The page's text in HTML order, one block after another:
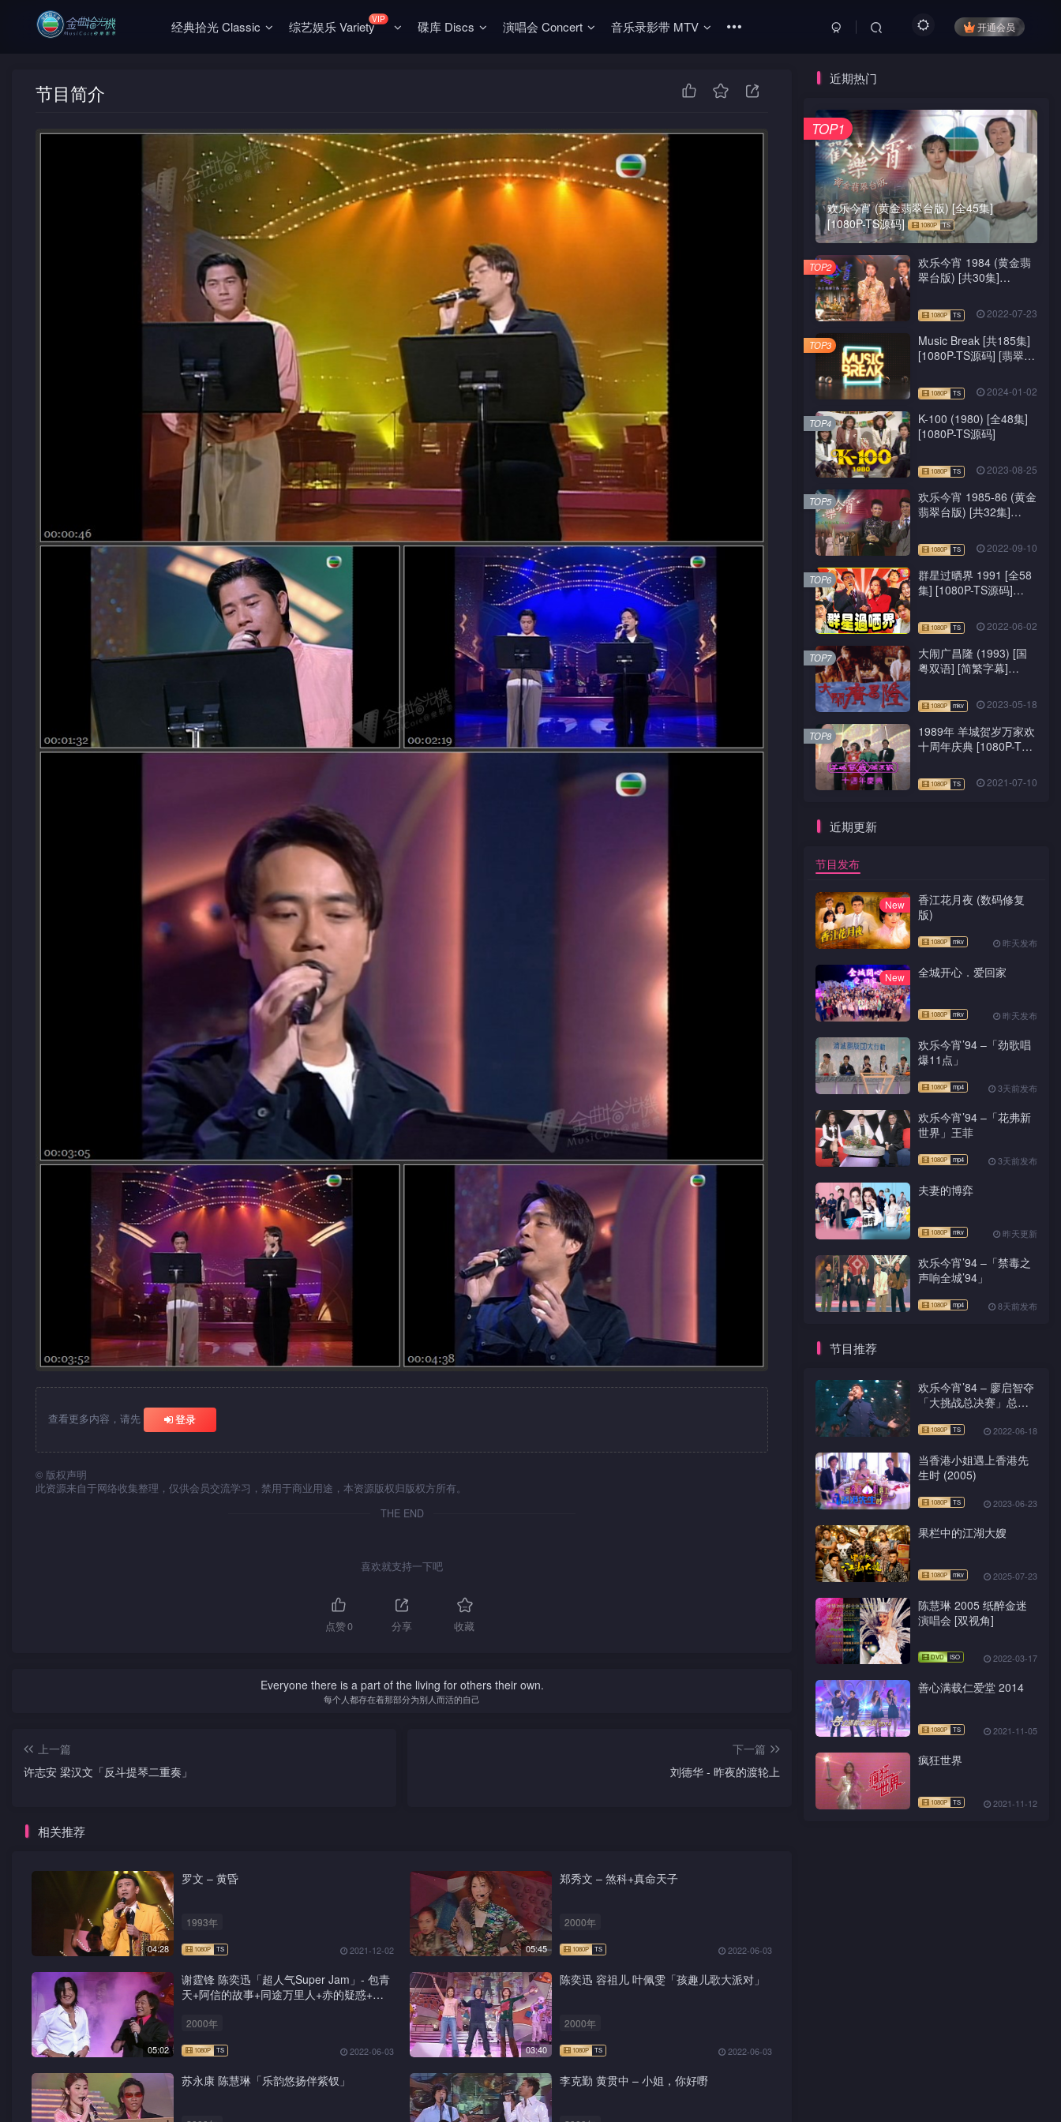
经典拾光 Classic 综艺娱乐 VarietyVIP 碟库 Discs 演唱会 Concert 音乐录影带 MTV 开通会员
节目简介
查看更多内容，请先 登录
© 版权声明
此资源来自于网络收集整理，仅供会员交流学习，禁用于商业用途，本资源版权归版权方所有。
THE END
喜欢就支持一下吧
点赞0 分享 收藏
Everyone there is a part of the living for others their own.
每个人都存在着那部分为别人而活的自己
上一篇
许志安 梁汉文「反斗提琴二重奏」
下一篇
刘德华 - 昨夜的渡轮上
相关推荐
04:28
罗文 – 黄昏
1993年
2021-12-02 05:45
郑秀文 – 煞科+真命天子
2000年
2022-06-03
05:02
谢霆锋 陈奕迅「超人气Super Jam」- 包青
天+阿信的故事+同途万里人+赤的疑惑+新
2000年
2022-06-03 03:40
陈奕迅 容祖儿 叶佩雯「孩趣儿歌大派对」
2000年
2022-06-03
苏永康 陈慧琳「乐韵悠扬伴紫钗」 李克勤 黄贯中 – 小姐，你好嘢
近期热门
欢乐今宵 (黄金翡翠台版) [全45集]
[1080P-TS源码]
TOP1
欢乐今宵 1984 (黄金翡
翠台版) [共30集]
2022-07-23
TOP2
Music Break [共185集]
[1080P-TS源码] [翡翠
2024-01-02
TOP3
K-100 (1980) [全48集]
[1080P-TS源码]
2023-08-25
TOP4
欢乐今宵 1985-86 (黄金
翡翠台版) [共32集]
2022-09-10
TOP5
群星过晒界 1991 [全58
集] [1080P-TS源码]
2022-06-02
TOP6
大闹广昌隆 (1993) [国
粤双语] [简繁字幕]
2023-05-18
TOP7
1989年 羊城贺岁万家欢
十周年庆典 [1080P-TS
2021-07-10
TOP8
近期更新
节目发布
New
香江花月夜 (数码修复
版)
昨天发布
New 全城开心．爱回家
昨天发布
欢乐今宵’94 –「劲歌唱
爆11点」
3天前发布
欢乐今宵’94 –「花弗新
世界」王菲
3天前发布
夫妻的博弈
昨天更新
欢乐今宵’94 –「禁毒之
声响全城’94」
8天前发布
节目推荐
欢乐今宵’84 – 廖启智夺
「大挑战总决赛」总台
2022-06-18
当香港小姐遇上香港先
生时 (2005)
2023-06-23
果栏中的江湖大嫂
2025-07-23
陈慧琳 2005 纸醉金迷
演唱会 [双视角]
2022-03-17
善心满载仁爱堂 2014
2021-11-05
疯狂世界
2021-11-12